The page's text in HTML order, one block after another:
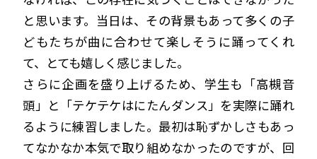
と思います。当日は、その背景もあって多くの子
どもたちが曲に合わせて楽しそうに踊ってくれ
て、とても嬉しく感じました。
さらに企画を盛り上げるため、学生も「高槻音
頭」と「テケテケはにたんダンス」を実際に踊れ
るように練習しました。最初は恥ずかしさもあっ
てなかなか本気で取り組めなかったのですが、回